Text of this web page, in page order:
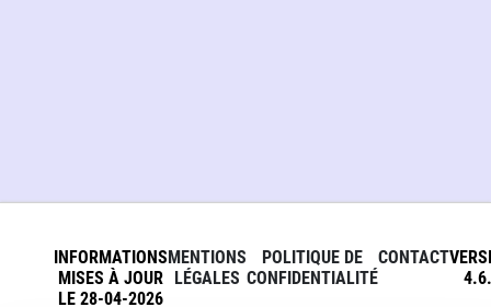
INFORMATIONS
MISES À JOUR
LE 28-04-2026
MENTIONS
LÉGALES
POLITIQUE DE
CONFIDENTIALITÉ
CONTACT